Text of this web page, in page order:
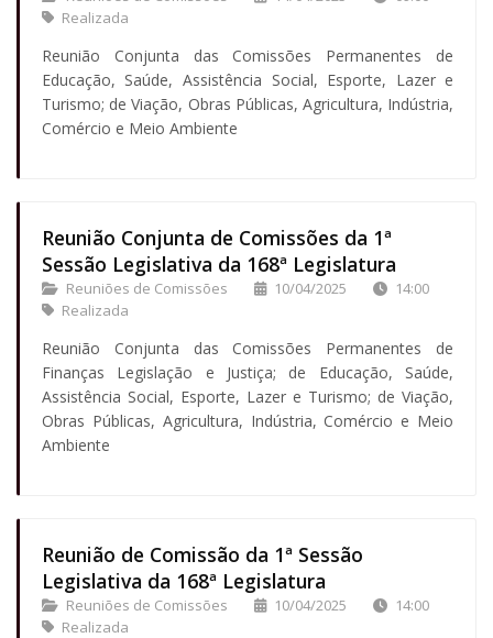
Realizada
Reunião Conjunta das Comissões Permanentes de
Educação, Saúde, Assistência Social, Esporte, Lazer e
Turismo; de Viação, Obras Públicas, Agricultura, Indústria,
Comércio e Meio Ambiente
Reunião Conjunta de Comissões da 1ª
Sessão Legislativa da 168ª Legislatura
Reuniões de Comissões 10/04/2025
14:00
Realizada
Reunião Conjunta das Comissões Permanentes de
Finanças Legislação e Justiça; de Educação, Saúde,
Assistência Social, Esporte, Lazer e Turismo; de Viação,
Obras Públicas, Agricultura, Indústria, Comércio e Meio
Ambiente
Reunião de Comissão da 1ª Sessão
Legislativa da 168ª Legislatura
Reuniões de Comissões 10/04/2025
14:00
Realizada